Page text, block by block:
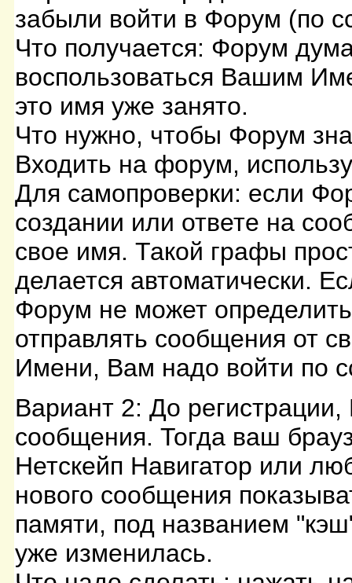
забыли войти в Форум (по
Что получается: Форум
воспользоваться Вашим
это имя уже занято.
Что нужно, чтобы Форум
Входить на форум,
Для самопроверки: если
создании или ответе на
свое имя. Такой графы
делается автоматически.
Форум не может
отправлять сообщения от
Имени, Вам надо войти по
Вариант 2: До
сообщения. Тогда ваш
Нетскейп Навигатор или
нового сообщения
памяти, под названием
уже изменилась.